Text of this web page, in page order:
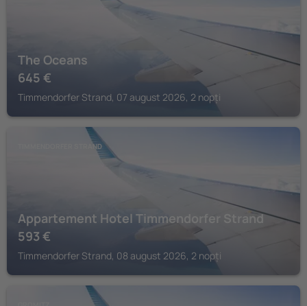
The Oceans
645 €
Timmendorfer Strand, 07 august 2026, 2 nopți
TIMMENDORFER STRAND
Appartement Hotel Timmendorfer Strand
593 €
Timmendorfer Strand, 08 august 2026, 2 nopți